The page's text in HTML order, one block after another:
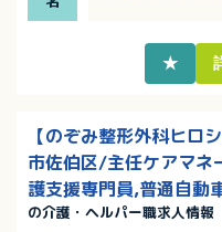
★
【のぞみ整形外科ヒロ
市佐伯区/主任ケアマ
護支援専門員,普通自動
の介護・ヘルパー職求人情報